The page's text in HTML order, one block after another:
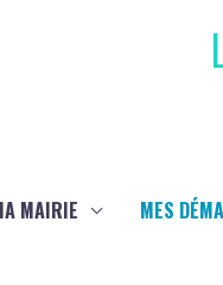
MAIRIE MES